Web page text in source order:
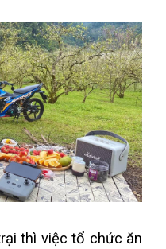
thì việc tổ chức ăn